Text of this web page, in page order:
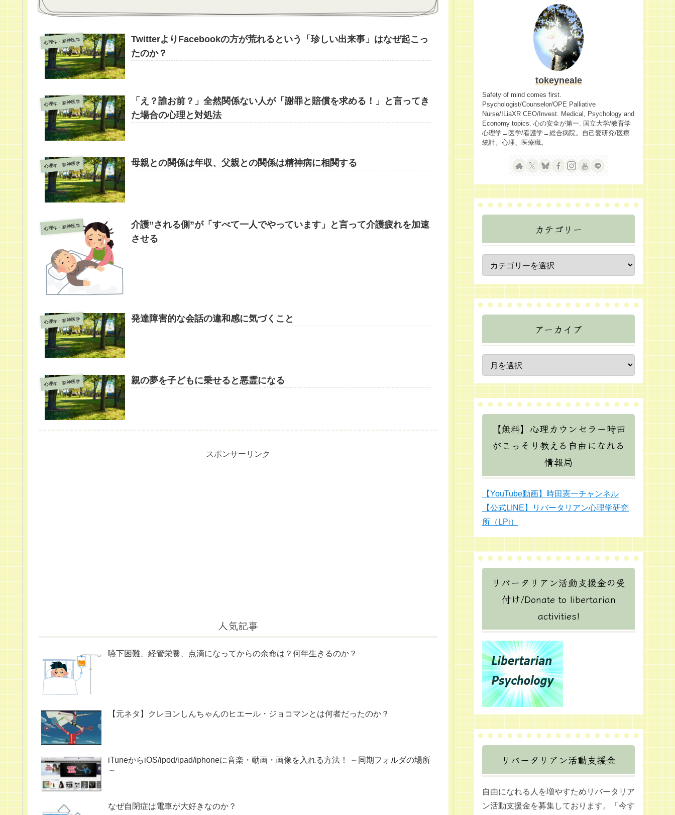
心理学・精神医学
TwitterよりFacebookの方が荒れるという「珍しい出来事」はなぜ起こっ
たのか？
心理学・精神医学
「え？誰お前？」全然関係ない人が「謝罪と賠償を求める！」と言ってき
た場合の心理と対処法
心理学・精神医学 母親との関係は年収、父親との関係は精神病に相関する
心理学・精神医学
介護”される側”が「すべて一人でやっています」と言って介護疲れを加速
させる
心理学・精神医学 発達障害的な会話の違和感に気づくこと
心理学・精神医学 親の夢を子どもに乗せると悪霊になる
スポンサーリンク
人気記事
嚥下困難、経管栄養、点滴になってからの余命は？何年生きるのか？
【元ネタ】クレヨンしんちゃんのヒエール・ジョコマンとは何者だったのか？
iTuneからiOS/ipod/ipad/iphoneに音楽・動画・画像を入れる方法！ ～同期フォルダの場所
～
なぜ自閉症は電車が大好きなのか？
tokeyneale
Safety of mind comes first.
Psychologist/Counselor/OPE Palliative
Nurse/ILiaXR CEO/Invest. Medical, Psychology and
Economy topics. 心の安全が第一. 国立大学/教育学
心理学→医学/看護学→総合病院。自己愛研究/医療
統計。心理、医療職。
カテゴリー
アーカイブ
【無料】心理カウンセラー時田
がこっそり教える自由になれる
情報局
【YouTube動画】時田憲一チャンネル
【公式LINE】リバータリアン心理学研究
所（LPi）
リバータリアン活動支援金の受
付け/Donate to libertarian
activities!
リバータリアン活動支援金
自由になれる人を増やすためリバータリア
ン活動支援金を募集しております。「今す